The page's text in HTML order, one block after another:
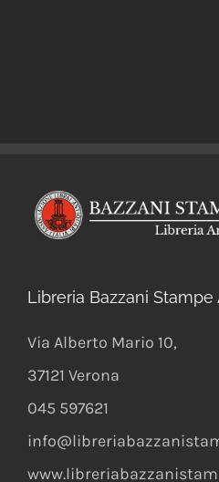
Libreria Bazzani Stampe
Via Alberto Mario 10,
37121 Verona
045 597621